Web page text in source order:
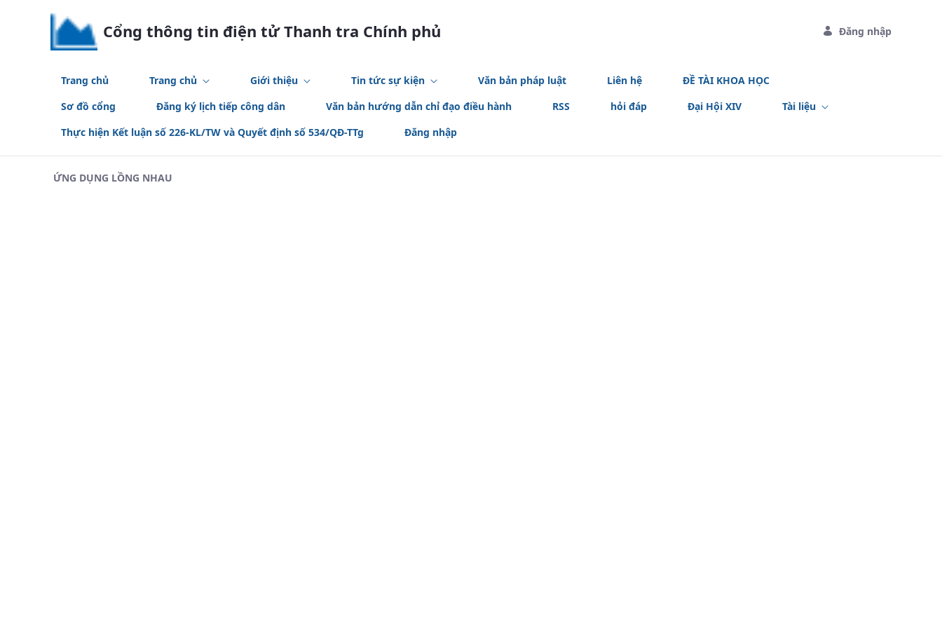
Skip to Main Content
Cổng thông tin điện tử Thanh tra Chính phủ Đăng nhập
Trang chủ Trang chủ Giới thiệu Tin tức sự kiện Văn bản pháp luật Liên hệ
ĐỀ TÀI KHOA HỌC
Sơ đồ cổng
Đăng ký lịch tiếp công dân Văn bản hướng dẫn chỉ đạo điều hành RSS hỏi đáp Đại Hội XIV
Tài liệu
Thực hiện Kết luận số 226-KL/TW và Quyết định số 534/QĐ-TTg
Đăng nhập
ỨNG DỤNG LỒNG NHAU